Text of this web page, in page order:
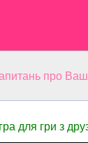
про
для гри з